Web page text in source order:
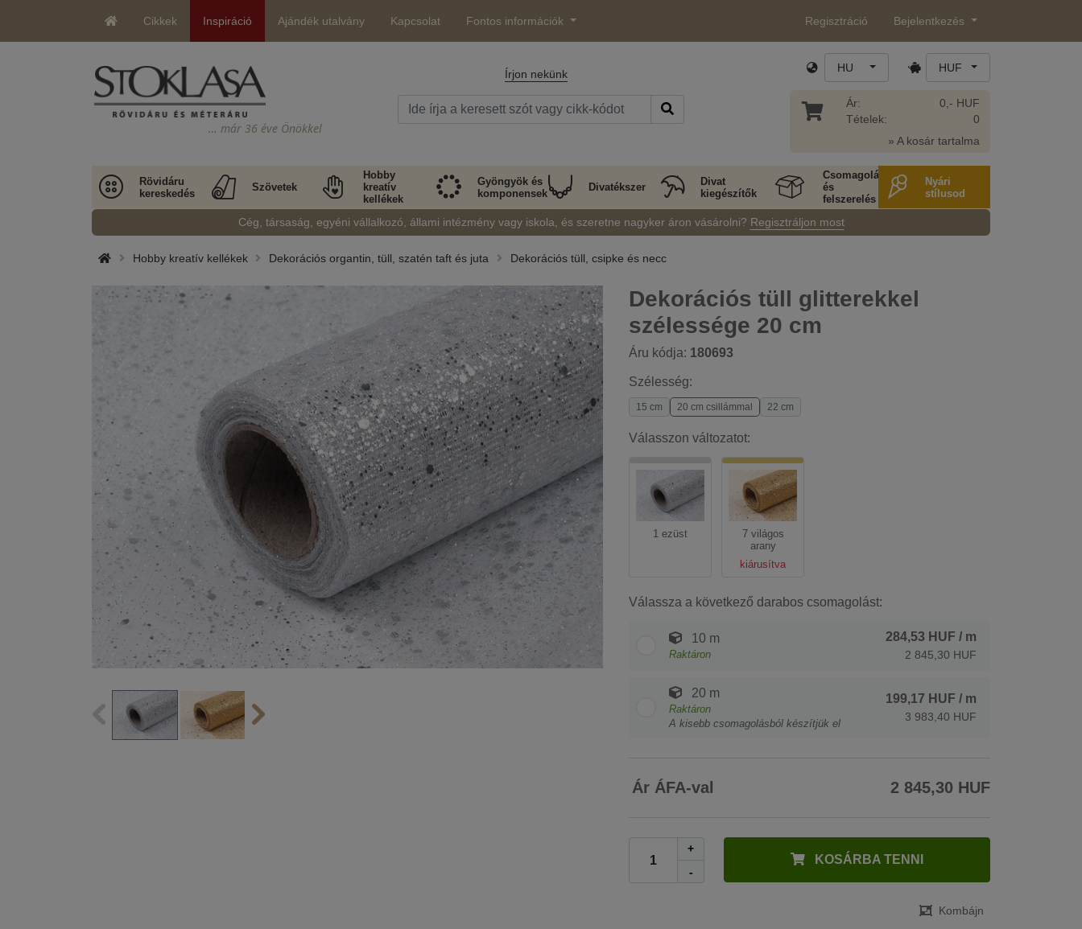
Cikkek Inspiráció Ajándék utalvány Kapcsolat Fontos információk Regisztráció Bejelentkezés
… már 36 éve Önökkel
Írjon nekünk HU HUF
Ár:
Tételek:
0,- HUF
0
» A kosár tartalma
Rövidáru
kereskedés
Szövetek
Hobby
kreatív
kellékek
Gyöngyök és
komponensek
Divatékszer
Divat
kiegészítők
Csomagolás
és
felszerelés
Nyári
stílusod
Cég, társaság, egyéni vállalkozó, állami intézmény vagy iskola, és szeretne nagyker áron vásárolni? Regisztráljon most
Hobby kreatív kellékek Dekorációs organtin, tüll, szatén taft és juta Dekorációs tüll, csipke és necc
Dekorációs tüll glitterekkel
szélessége 20 cm
Áru kódja: 180693
Szélesség:
15 cm 20 cm csillámmal 22 cm
Válasszon változatot:
1 ezüst
7 világos
arany
kiárusítva
Válassza a következő darabos csomagolást:
10 m
Raktáron
284,53 HUF / m
2 845,30 HUF
20 m
Raktáron
A kisebb csomagolásból készítjük el
199,17 HUF / m
3 983,40 HUF
Ár ÁFA-val 2 845,30 HUF
+
-
KOSÁRBA TENNI
Kombájn